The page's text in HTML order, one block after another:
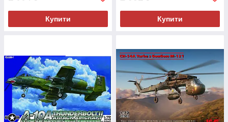
Купити Купити